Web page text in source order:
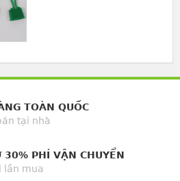
TOÀN QUỐC
tại nhà
30% PHÍ VẬN CHUYỂN
lần mua